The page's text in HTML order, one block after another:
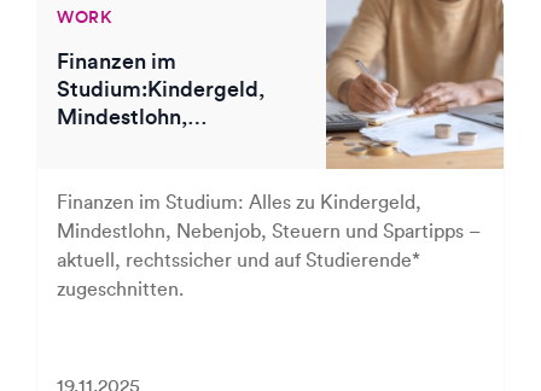
WORK
Finanzen im
Studium:Kindergeld,
Mindestlohn,
Finanzen im Studium: Alles zu Kindergeld,
Mindestlohn, Nebenjob, Steuern und Spartipps –
aktuell, rechtssicher und auf Studierende*
zugeschnitten.
19.11.2025